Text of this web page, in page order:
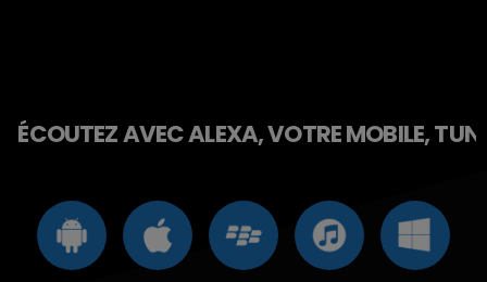
ÉCOUTEZ AVEC ALEXA, VOTRE MOBILE,